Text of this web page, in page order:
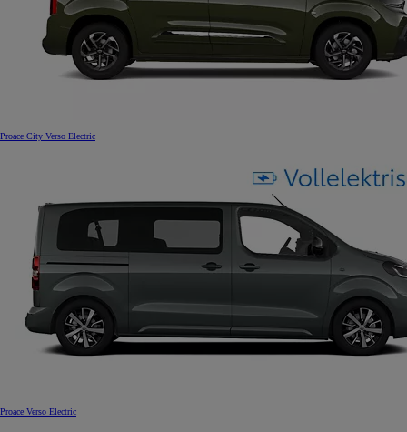
Proace City Verso Electric
Proace Verso Electric